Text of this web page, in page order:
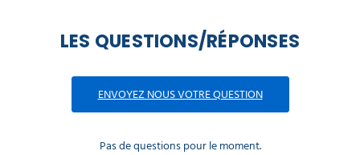
LES QUESTIONS/RÉPONSES
ENVOYEZ NOUS VOTRE QUESTION
Pas de questions pour le moment.